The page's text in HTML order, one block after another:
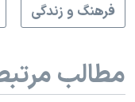
فرهنگ و زندگی
مطالب